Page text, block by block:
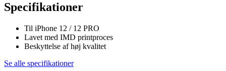
Specifikationer
Til iPhone 12 / 12 PRO
Lavet med IMD printproces
Beskyttelse af høj kvalitet
Se alle specifikationer